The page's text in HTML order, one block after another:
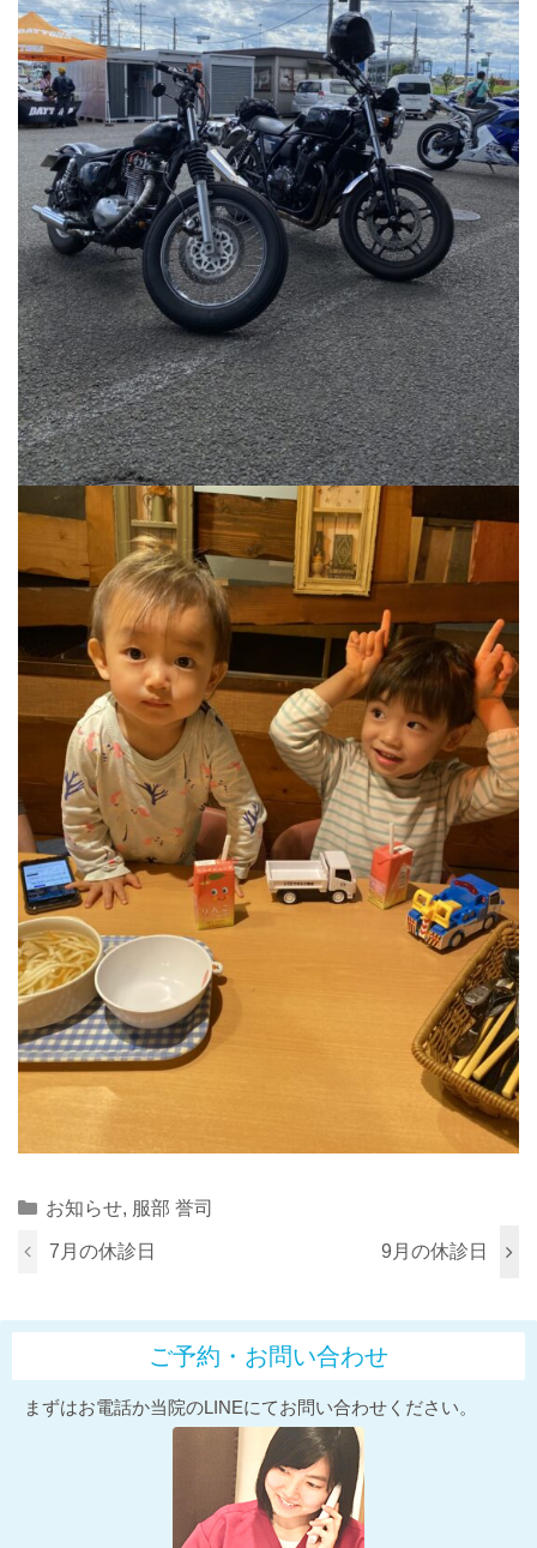
Categories
お知らせ, 服部 誉司
7月の休診日 9月の休診日
ご予約・お問い合わせ
まずはお電話か当院のLINEにてお問い合わせください。